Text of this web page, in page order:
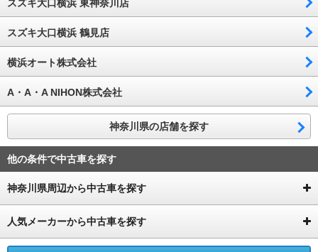
スズキ大口横浜 東神奈川店
スズキ大口横浜 鶴見店
横浜オート株式会社
A・A・A NIHON株式会社
神奈川県の店舗を探す
他の条件で中古車を探す
神奈川県周辺から中古車を探す
人気メーカーから中古車を探す